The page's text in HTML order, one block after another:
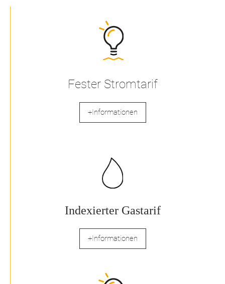
Fester Stromtarif
+Informationen
Indexierter Gastarif
+Informationen